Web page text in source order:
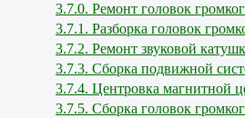
3.7.0. Ремонт головок
3.7.1. Разборка головок
3.7.2. Ремонт звуковой
3.7.3. Сборка подвижной
3.7.4. Центровка магнитной
3.7.5. Сборка головок